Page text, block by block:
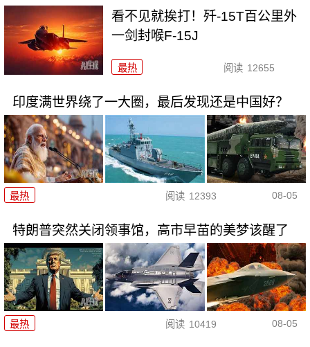
看不见就挨打！歼-15T百公里外
一剑封喉F-15J
最热 阅读 12655
印度满世界绕了一大圈，最后发现还是中国好？
最热 阅读 12393 08-05
特朗普突然关闭领事馆，高市早苗的美梦该醒了
最热 阅读 10419 08-05